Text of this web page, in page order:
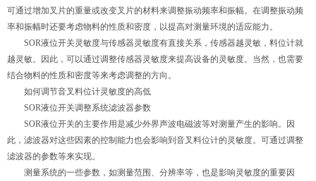
可通过增加叉片的重量或改变叉片的材料来调整振动频率和振幅。在调整振动频
率和振幅时还要考虑物料的性质和密度，以提高对测量环境的适应能力。
SOR液位开关灵敏度与传感器灵敏度有直接关系，传感器越灵敏，料位计就
越灵敏。因此，可以通过调整传感器灵敏度来提高设备的灵敏度。当然，也需要
结合物料的性质和密度等来考虑调整的方向。
如何调节音叉料位计灵敏度的高低
SOR液位开关调整系统滤波器参数
SOR液位开关的主要作用是减少外界声波电磁波等对测量产生的影响。因
此，滤波器对这些因素的控制能力也会影响到音叉料位计的灵敏度。可通过调整
滤波器的参数等来实现。
测量系统的一些参数，如测量范围、分辨率等，也是影响灵敏度的重要因